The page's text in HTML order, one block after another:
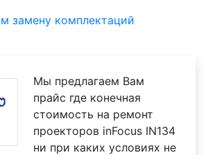
замену комплектаций
Мы предлагаем Вам
прайс где конечная
стоимость на ремонт
проекторов inFocus IN134
ни при каких условиях не